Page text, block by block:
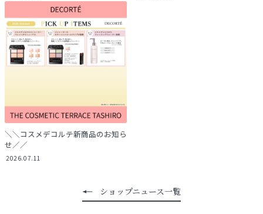
＼＼コスメデコルテ新商品のお知ら
せ／／
2026.07.11
ショップニュース一覧